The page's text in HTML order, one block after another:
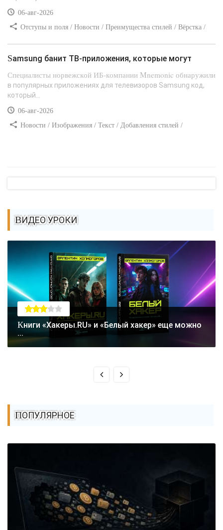
06-авг-2026
Отступы и поля / Новости / Преимущества стилей / Вёрстка /
Samsung банит ТВ-приложения, которые могут
Специалисты норвежской ИБ-компании Mnemonic обнаружили
в популярных приложениях для телевизоров Samsung код,
который...
06-авг-2026
Новости / Изображения / Текст / Добавления стилей /
ВИДЕО УРОКИ
Книги «Хакеры.RU» и «Белый хакер» еще можно
...
ПОПУЛЯРНОЕ